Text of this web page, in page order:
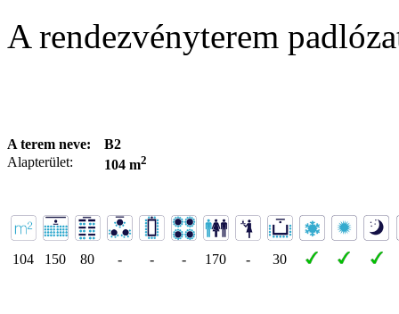
A rendezvényterem
A terem neve:
B2
Alapterület:
104 m2
104 150 80 - - - 170 - 30